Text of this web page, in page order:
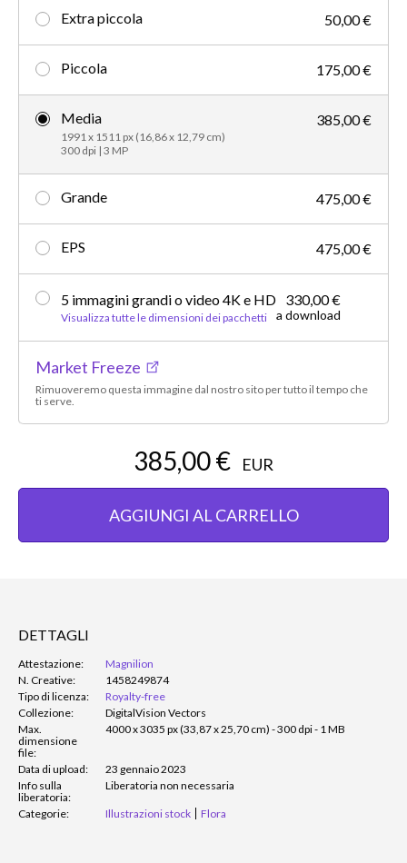
Extra piccola 50,00 €
Piccola 175,00 €
Media
1991 x 1511 px (16,86 x 12,79 cm)
300 dpi | 3 MP
385,00 €
Grande 475,00 €
EPS 475,00 €
5 immagini grandi o video 4K e HD
Visualizza tutte le dimensioni dei pacchetti
330,00 €
a download
Market Freeze
Rimuoveremo questa immagine dal nostro sito per tutto il tempo che
ti serve.
385,00 € EUR
AGGIUNGI AL CARRELLO
DETTAGLI
Attestazione:
Magnilion
N. Creative:
1458249874
Tipo di licenza:
Royalty-free
Collezione:
DigitalVision Vectors
Max.
dimensione
file:
4000 x 3035 px (33,87 x 25,70 cm) - 300 dpi - 1 MB
Data di upload:
23 gennaio 2023
Info sulla
liberatoria:
Liberatoria non necessaria
Categorie: Illustrazioni stock Flora